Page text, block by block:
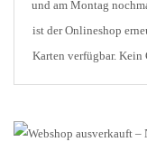
und am Montag
ist der Onlineshop
Karten verfügbar. Kein
bedienen. Es war